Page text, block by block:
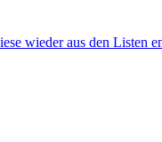
wieder aus den Listen